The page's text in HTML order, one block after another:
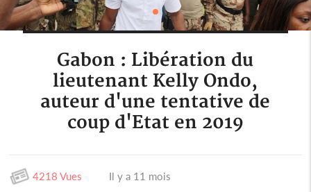
Gabon : Libération du
lieutenant Kelly Ondo,
auteur d'une tentative de
coup d'Etat en 2019
4218 Vues Il y a 11 mois